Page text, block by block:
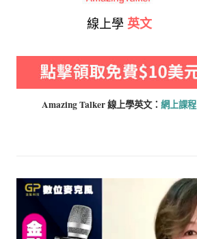
線上學 英文
Amazing Talker 線上學英文： 網上課程